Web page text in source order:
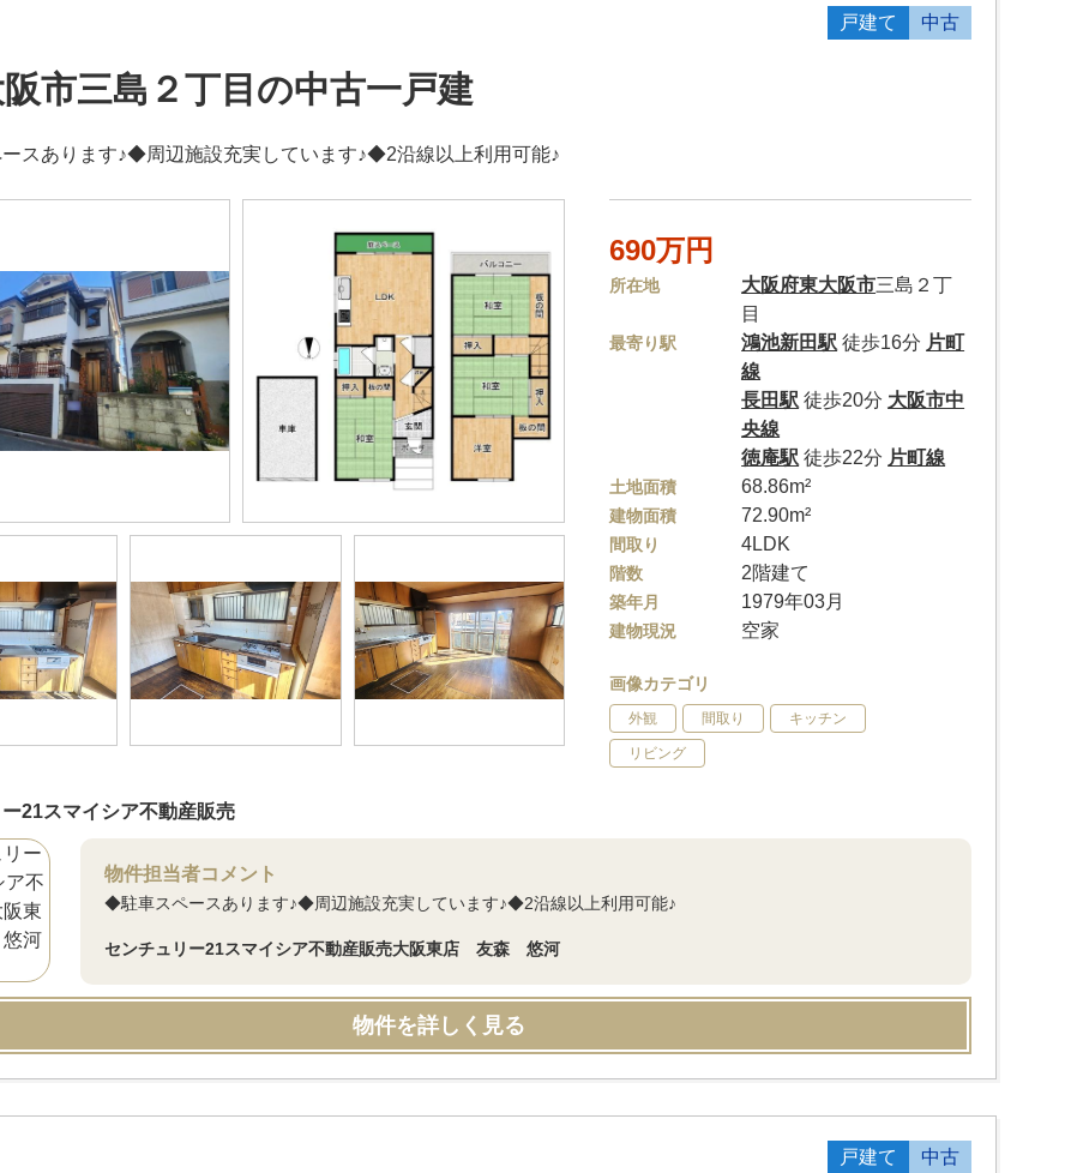
戸建て 中古
市三島２丁目の中古一戸建
スあります♪◆周辺施設充実しています♪◆2沿線以上利用可能♪
690万円
所在地 大阪府東大阪市三島２丁
目
最寄り駅 鴻池新田駅 徒歩16分 片町
線
長田駅 徒歩20分 大阪市中
央線
徳庵駅 徒歩22分 片町線
土地面積 68.86m²
建物面積 72.90m²
間取り 4LDK
階数 2階建て
築年月 1979年03月
建物現況 空家
画像カテゴリ
外観 間取り キッチン
リビング
21スマイシア不動産販売
物件担当者コメント
◆駐車スペースあります♪◆周辺施設充実しています♪◆2沿線以上利用可能♪
センチュリー21スマイシア不動産販売大阪東店 友森 悠河
物件を詳しく見る
戸建て 中古